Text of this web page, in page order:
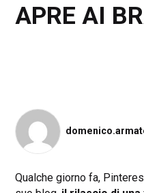
APRE AI
Qualche giorno fa,